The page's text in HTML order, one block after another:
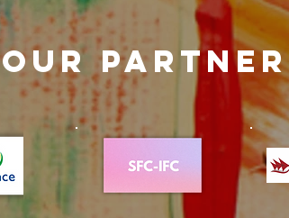
OUR PARTNER